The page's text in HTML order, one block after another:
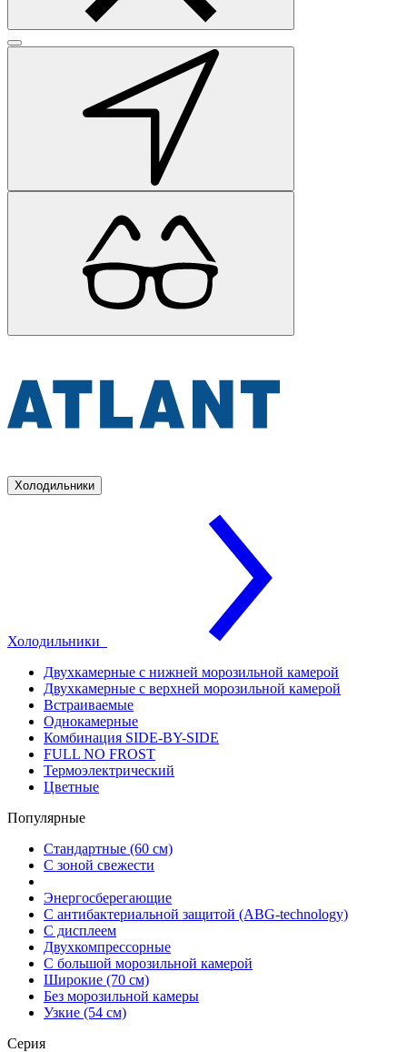
Холодильники
Холодильники
Двухкамерные с нижней морозильной камерой
Двухкамерные с верхней морозильной камерой
Встраиваемые
Однокамерные
Комбинация SIDE-BY-SIDE
FULL NO FROST
Термоэлектрический
Цветные
Популярные
Стандартные (60 см)
С зоной свежести
Энергосберегающие
С антибактериальной защитой (ABG-technology)
С дисплеем
Двухкомпрессорные
С большой морозильной камерой
Широкие (70 см)
Без морозильной камеры
Узкие (54 см)
Серия